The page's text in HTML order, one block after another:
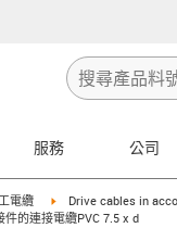
服務 公司
arrow-right
電纜 igus-icon-arrow-right
Drive cables in
的連接電纜PVC 7.5 x d